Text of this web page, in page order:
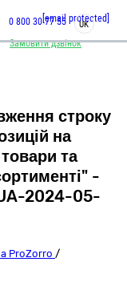
Замовити дзвінок
0 800 30 77 55[email protected]
UK
строку
на
та
-
UA-2024-05-
ProZorro /